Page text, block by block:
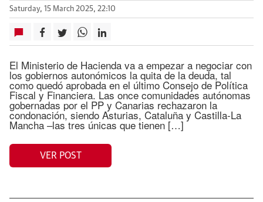
Saturday, 15 March 2025, 22:10
El Ministerio de Hacienda va a empezar a negociar con
los gobiernos autonómicos la quita de la deuda, tal
como quedó aprobada en el último Consejo de Política
Fiscal y Financiera. Las once comunidades autónomas
gobernadas por el PP y Canarias rechazaron la
condonación, siendo Asturias, Cataluña y Castilla-La
Mancha –las tres únicas que tienen […]
VER POST